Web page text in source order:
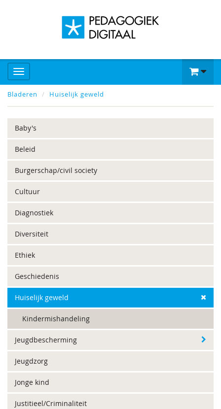
Bladeren Huiselijk geweld
Baby's
Beleid
Burgerschap/civil society
Cultuur
Diagnostiek
Diversiteit
Ethiek
Geschiedenis
Huiselijk geweld
Kindermishandeling
Jeugdbescherming
Jeugdzorg
Jonge kind
Justitieel/Criminaliteit